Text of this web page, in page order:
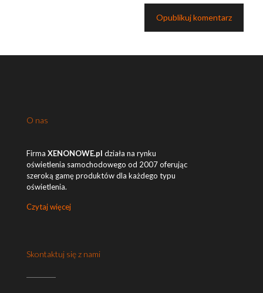
O nas
Firma XENONOWE.pl działa na rynku
oświetlenia samochodowego od 2007 oferując
szeroką gamę produktów dla każdego typu
oświetlenia.
Czytaj więcej
Skontaktuj się z nami